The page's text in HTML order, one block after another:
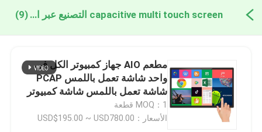
capacitive multi touch screen التصنيع عبر الإنترنت (9)
مطعم AIO جهاز كمبيوتر الكل في
واحد شاشة تعمل باللمس PCAP
شاشة تعمل باللمس شاشة كمبيوتر
شخصي بالسعة
MOQ：1 قطعة
الأسعار：USD$195.00 ~ USD780.00